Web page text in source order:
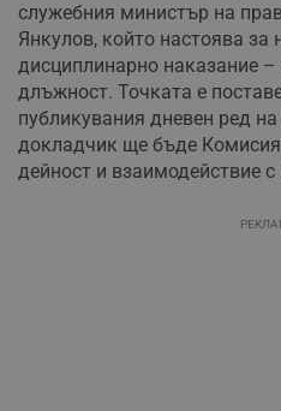
служебния министър на
Янкулов, който настоява за
дисциплинарно наказание
длъжност. Точката е
публикувания дневен ред
докладчик ще бъде
дейност и взаимодействие